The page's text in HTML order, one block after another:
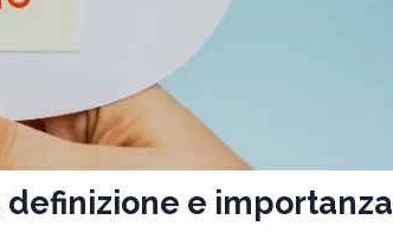
e importanza